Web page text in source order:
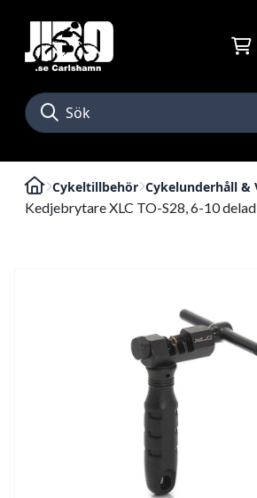
Cykeltillbehör Cykelunderhåll &
Kedjebrytare XLC TO-S28, 6-10 delad